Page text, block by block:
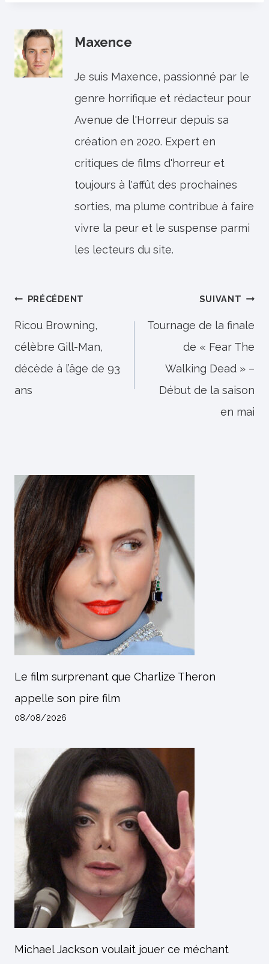
Maxence
Je suis Maxence, passionné par le
genre horrifique et rédacteur pour
Avenue de l'Horreur depuis sa
création en 2020. Expert en
critiques de films d'horreur et
toujours à l'affût des prochaines
sorties, ma plume contribue à faire
vivre la peur et le suspense parmi
les lecteurs du site.
Navigation
de
l’article
PRÉCÉDENT
Ricou Browning,
célèbre Gill-Man,
décède à l’âge de 93
ans
SUIVANT
Tournage de la finale
de « Fear The
Walking Dead » –
Début de la saison
en mai
Le film surprenant que Charlize Theron
appelle son pire film
08/08/2026
Michael Jackson voulait jouer ce méchant